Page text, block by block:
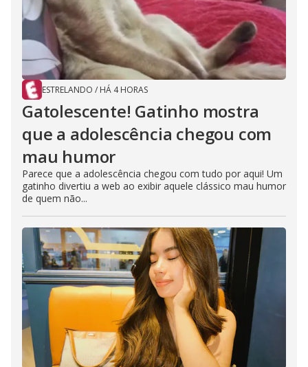
ESTRELANDO / HÁ 4 HORAS
Gatolescente! Gatinho mostra
que a adolescência chegou com
mau humor
Parece que a adolescência chegou com tudo por aqui! Um
gatinho divertiu a web ao exibir aquele clássico mau humor
de quem não...